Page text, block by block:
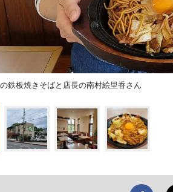
鉄板焼きそばと店長の南村絵里香さん